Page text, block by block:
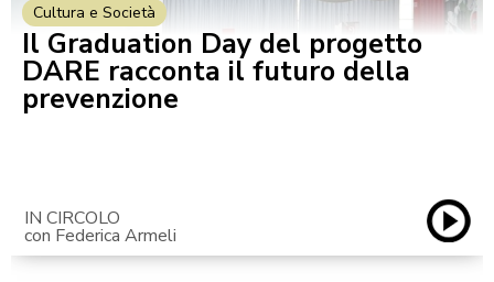
Cultura e Società
Il Graduation Day del progetto
DARE racconta il futuro della
prevenzione
IN CIRCOLO
con Federica Armeli